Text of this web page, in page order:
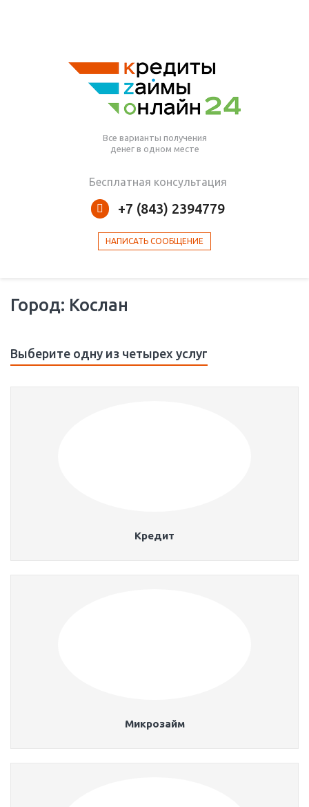
Все варианты получения
денег в одном месте
Бесплатная консультация
+7 (843) 2394779
НАПИСАТЬ СООБЩЕНИЕ
Город: Кослан
Выберите одну из четырех услуг
Кредит
Микрозайм